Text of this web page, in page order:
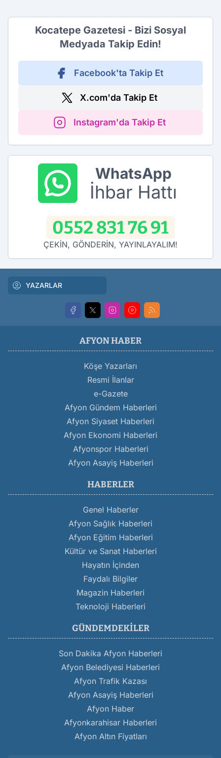
Kocatepe Gazetesi - Bizi Sosyal
Medyada Takip Edin!
Facebook'ta Takip Et
X.com'da Takip Et
Instagram'da Takip Et
WhatsApp
İhbar Hattı
0552 831 76 91
ÇEKİN, GÖNDERİN, YAYINLAYALIM!
YAZARLAR
AFYON HABER
Köşe Yazarları
Resmi İlanlar
e-Gazete
Afyon Gündem Haberleri
Afyon Siyaset Haberleri
Afyon Ekonomi Haberleri
Afyonspor Haberleri
Afyon Asayiş Haberleri
HABERLER
Genel Haberler
Afyon Sağlık Haberleri
Afyon Eğitim Haberleri
Kültür ve Sanat Haberleri
Hayatın İçinden
Faydalı Bilgiler
Magazin Haberleri
Teknoloji Haberleri
GÜNDEMDEKILER
Son Dakika Afyon Haberleri
Afyon Belediyesi Haberleri
Afyon Trafik Kazası
Afyon Asayiş Haberleri
Afyon Haber
Afyonkarahisar Haberleri
Afyon Altın Fiyatları